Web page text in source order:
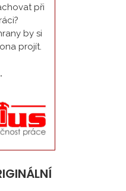
při
by si
projít.